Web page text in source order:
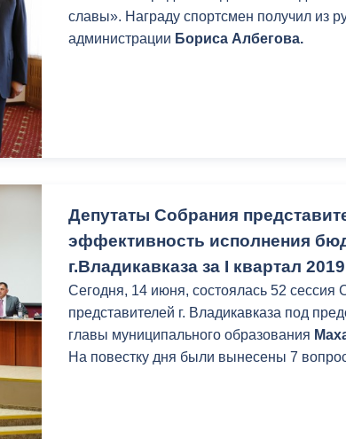
Кадровая политика
Контактная информация
Списки граждан, состоящих на
учете в качестве нуждающихся в
улучшении жилищных условий по
Общественное обсуждение
документов стратегического
планирования
Порядок обжалования решений и
действий органов местного
славы». Награду спортсмен получил из
администрации Бориса Албегова.
Депутаты Собрания
эффективность исполнения
г.Владикавказа за I квартал
Сегодня, 14 июня, состоялась 52 сессия
представителей г. Владикавказа под
главы муниципального образования
На повестку дня были вынесены 7